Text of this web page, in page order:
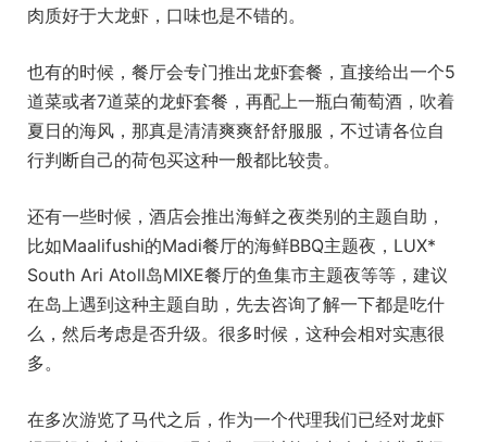
肉质好于大龙虾，口味也是不错的。
也有的时候，餐厅会专门推出龙虾套餐，直接给出一个5
道菜或者7道菜的龙虾套餐，再配上一瓶白葡萄酒，吹着
夏日的海风，那真是清清爽爽舒舒服服，不过请各位自
行判断自己的荷包买这种一般都比较贵。
还有一些时候，酒店会推出海鲜之夜类别的主题自助，
比如Maalifushi的Madi餐厅的海鲜BBQ主题夜，LUX*
South Ari Atoll岛MIXE餐厅的鱼集市主题夜等等，建议
在岛上遇到这种主题自助，先去咨询了解一下都是吃什
么，然后考虑是否升级。很多时候，这种会相对实惠很
多。
在多次游览了马代之后，作为一个代理我们已经对龙虾